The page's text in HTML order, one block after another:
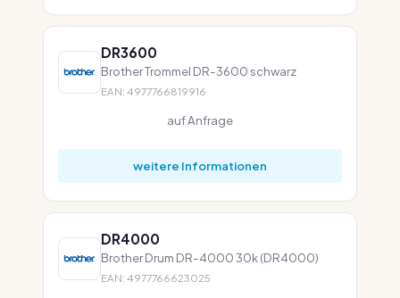
DR3600
Brother Trommel DR-3600 schwarz
EAN: 4977766819916
auf Anfrage
weitere Informationen
DR4000
Brother Drum DR-4000 30k (DR4000)
EAN: 4977766623025